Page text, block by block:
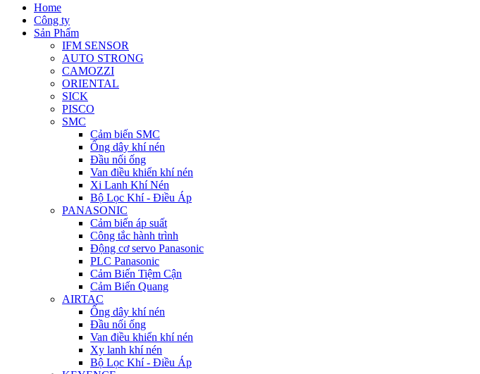
Home
Công ty
Sản Phẩm
IFM SENSOR
AUTO STRONG
CAMOZZI
ORIENTAL
SICK
PISCO
SMC
Cảm biến SMC
Ống dây khí nén
Đầu nối ống
Van điều khiển khí nén
Xi Lanh Khí Nén
Bộ Lọc Khí - Điều Áp
PANASONIC
Cảm biến áp suất
Công tắc hành trình
Động cơ servo Panasonic
PLC Panasonic
Cảm Biến Tiệm Cận
Cảm Biến Quang
AIRTAC
Ống dây khí nén
Đầu nối ống
Van điều khiển khí nén
Xy lanh khí nén
Bộ Lọc Khí - Điều Áp